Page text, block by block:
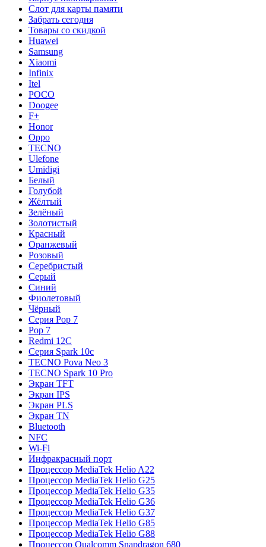
Слот для карты памяти
Забрать сегодня
Товары со скидкой
Huawei
Samsung
Xiaomi
Infinix
Itel
POCO
Doogee
F+
Honor
Oppo
TECNO
Ulefone
Umidigi
Белый
Голубой
Жёлтый
Зелёный
Золотистый
Красный
Оранжевый
Розовый
Серебристый
Серый
Синий
Фиолетовый
Чёрный
Серия Pop 7
Pop 7
Redmi 12C
Серия Spark 10c
TECNO Pova Neo 3
TECNO Spark 10 Pro
Экран TFT
Экран IPS
Экран PLS
Экран TN
Bluetooth
NFC
Wi-Fi
Инфракрасный порт
Процессор MediaTek Helio A22
Процессор MediaTek Helio G25
Процессор MediaTek Helio G35
Процессор MediaTek Helio G36
Процессор MediaTek Helio G37
Процессор MediaTek Helio G85
Процессор MediaTek Helio G88
Процессор Qualcomm Snapdragon 680